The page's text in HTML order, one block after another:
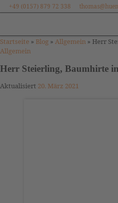
Zum Inhalt springen
+49 (0157) 879 72 338
Startseite » Blog » Allgemein » Herr
Allgemein
Herr Steierling, Baumhirte
Aktualisiert 20. März 2021